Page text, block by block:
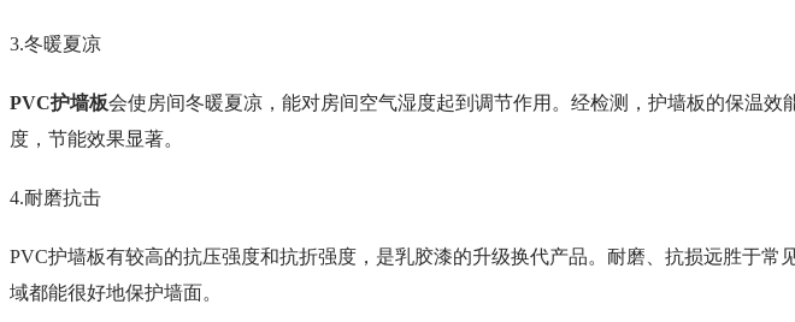
3.冬暖夏凉
PVC护墙板会使房间冬暖夏凉，能对房间空气湿度起到调节作用。经检测，护墙板的保温
度，节能效果显著。
4.耐磨抗击
PVC护墙板有较高的抗压强度和抗折强度，是乳胶漆的升级换代产品。耐磨、抗损远胜于
域都能很好地保护墙面。